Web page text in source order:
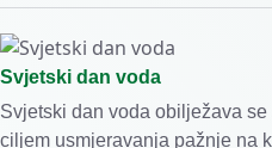
Svjetski dan voda
Svjetski dan voda obilježava
ciljem usmjeravanja pažnje na